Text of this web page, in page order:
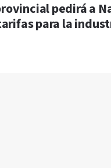
pedirá a
para la